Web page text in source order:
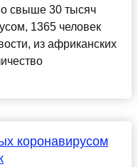
свыше 30 тысяч
1365 человек
из африканских
коронавирусом